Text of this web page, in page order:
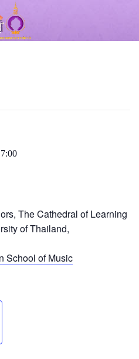
The Cathedral of Learning
of Thailand,
School of Music